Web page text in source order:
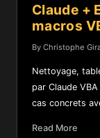
Claude +
macros
By Christophe
Nettoyage,
par Claude
cas concrets
Read More